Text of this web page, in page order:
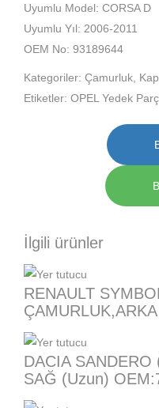
Uyumlu Model: CORSA D
Uyumlu Yıl: 2006-2011
OEM No: 93189644
Kategoriler: Çamurluk
Etiketler: OPEL Yedek
İlgili ürünler
RENAULT
DACIA
SAĞ (Uzun)